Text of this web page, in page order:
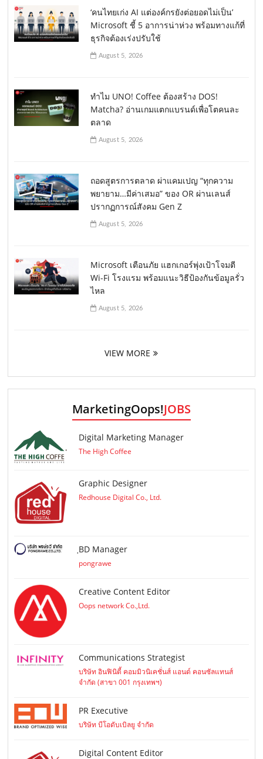
‘คนไทยเก่ง AI แต่องค์กรยังต่อยอดไม่เป็น’
Microsoft ชี้ 5 อาการน่าห่วง พร้อมทางแก้ที่
ธุรกิจต้องเร่งปรับใช้
August 5, 2026
ทำไม UNO! Coffee ต้องสร้าง DOS!
Matcha? อ่านเกมแตกแบรนด์เพื่อโตคนละ
ตลาด
August 5, 2026
ถอดสูตรการตลาด ผ่าแคมเปญ “ทุกความ
พยายาม…มีค่าเสมอ” ของ OR ผ่านเลนส์
ปรากฏการณ์สังคม Gen Z
August 5, 2026
Microsoft เตือนภัย แฮกเกอร์พุ่งเป้าโจมตี
Wi-Fi โรงแรม พร้อมแนะวิธีป้องกันข้อมูลรั่ว
ไหล
August 5, 2026
VIEW MORE
MarketingOops!JOBS
Digital Marketing Manager
The High Coffee
Graphic Designer
Redhouse Digital Co., Ltd.
ฺBD Manager
pongrawe
Creative Content Editor
Oops network Co.,Ltd.
Communications Strategist
บริษัท อินฟินิตี้ คอมมิวนิเคชั่นส์ แอนด์ คอนซัลแทนส์
จำกัด (สาขา 001 กรุงเทพฯ)
PR Executive
บริษัท บีโอดับเบิลยู จำกัด
Digital Content Editor